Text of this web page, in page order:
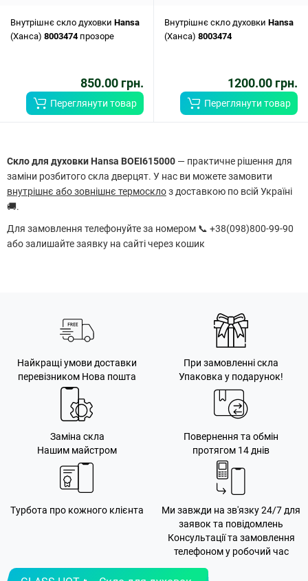
Внутрішнє скло духовки Hansa
(Ханса) 8003474прозоре
850.00 грн.
Переглянути товар
Внутрішнє скло духовки Hansa
(Ханса) 8003474
1200.00 грн.
Переглянути товар
Скло для духовки Hansa BOEI615000 — практичне рішення для
заміни розбитого скла дверцят. У нас ви можете замовити
внутрішнє або зовнішнє термосклоз доставкою по всій Україні
🚚.
Для замовлення телефонуйте за номером 📞 +38(098)800-99-90
або залишайте заявку на сайті через кошик
Найкращі умови доставки
перевізником Нова пошта
При замовленні скла
Упаковка у подарунок!
Заміна скла
Нашим майстром
Повернення та обмін
протягом 14 днів
Турбота про кожного клієнта
Ми завжди на зв'язку 24/7 для
заявок та повідомлень
Консультації та замовлення
телефоном у робочий час